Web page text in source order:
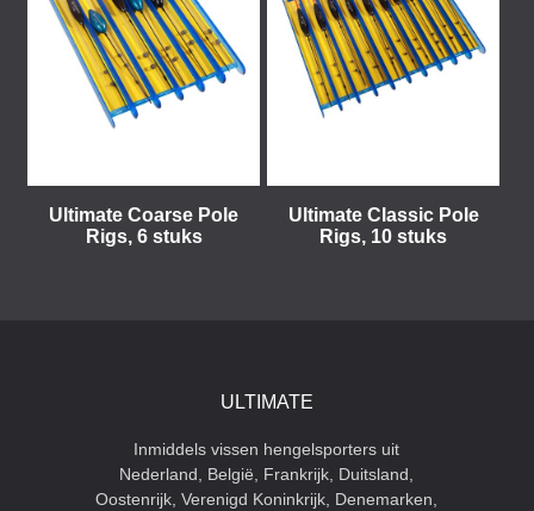
Ultimate Coarse Pole
Rigs, 6 stuks
Ultimate Classic Pole
Rigs, 10 stuks
ULTIMATE
Inmiddels vissen hengelsporters uit
Nederland, België, Frankrijk, Duitsland,
Oostenrijk, Verenigd Koninkrijk, Denemarken,